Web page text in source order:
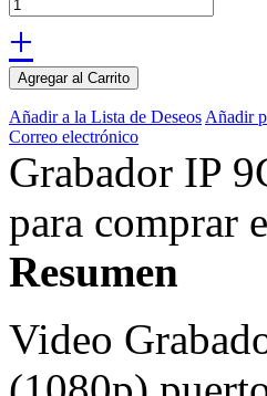
+
Agregar al Carrito
Añadir a la Lista de Deseos Añadir
Correo electrónico
Grabador IP
para comprar
Resumen
Video